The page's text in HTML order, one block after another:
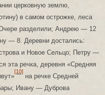
церковную землю,
в самом острожке, леса
разделили; Андрею — 12
— 8. Деревни достались:
и Новое Сельцо; Петру —
эта речка, деревня «Средняя
[10]
на речке Средней
Ивану — Дуброва